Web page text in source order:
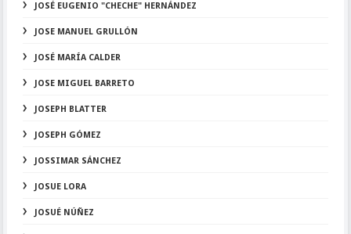
JOSÉ EUGENIO "CHECHE" HERNÁNDEZ
JOSE MANUEL GRULLÓN
JOSÉ MARÍA CALDER
JOSE MIGUEL BARRETO
JOSEPH BLATTER
JOSEPH GÓMEZ
JOSSIMAR SÁNCHEZ
JOSUE LORA
JOSUÉ NÚÑEZ